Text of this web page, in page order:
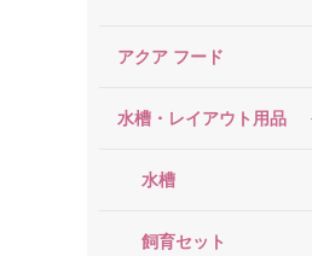
アクア フード
水槽・レイアウト用品
水槽
飼育セット